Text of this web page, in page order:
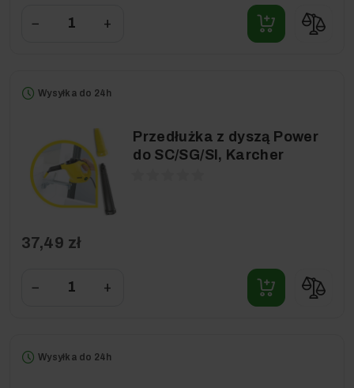
− +
Wysyłka do 24h
Przedłużka z dyszą Power
do SC/SG/SI, Karcher
37,49 zł
− +
Wysyłka do 24h